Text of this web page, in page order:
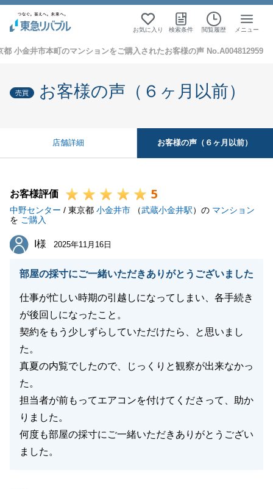
お気に入り 検索条件 閲覧履歴 メニュー
都 小金井市本町のマンションをご購入されたお客様の声 No.A004812959
売買 お客様の声（６ヶ月以前）
店舗詳細 お客様の声（６ヶ月以前）
お客様評価 5
中野センター / 東京都 小金井市 （武蔵小金井駅）の マンション
を ご購入
I様
I様 2025年11月16日
部屋の採寸にご一緒いただきありがとうございました
仕事が忙しい時期の引越しになってしまい、各手続き
が後回しになったこと。
契約をもう少しずらしていただけたら、と思いまし
た。
真夏の内覧でしたので、じっくりと観察が出来なかっ
た。
担当者が前もってエアコンを付けてくださって、助か
りました。
何度も部屋の採寸にご一緒いただきありがとうござい
ました。